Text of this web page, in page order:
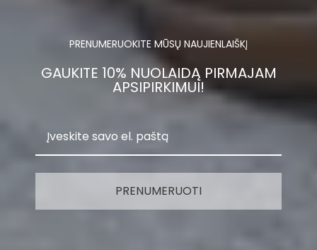
PRENUMERUOKITE MŪSŲ NAUJIENLAIŠKĮ
GAUKITE 10% NUOLAIDĄ PIRMAJAM
APSIPIRKIMUI!
PRENUMERUOTI